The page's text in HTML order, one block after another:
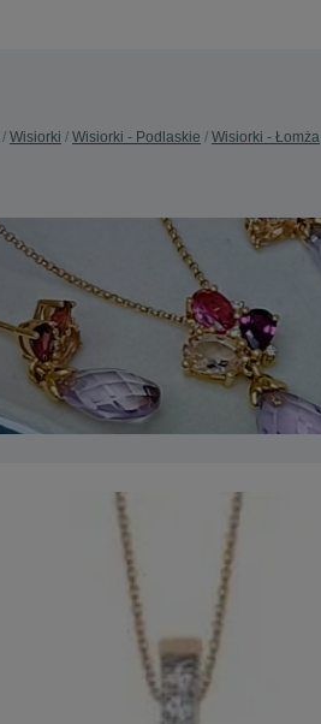
Wisiorki Wisiorki - Podlaskie Wisiorki - Łomża